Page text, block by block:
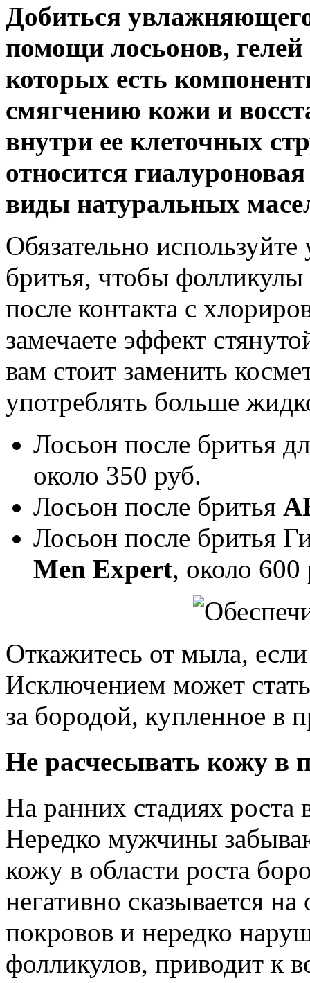
Добиться
помощи лосьонов,
которых есть
смягчению кожи и
внутри ее клеточных
относится
виды натуральных
Обязательно
бритья, чтобы
после контакта с
замечаете эффект
вам стоит заменить
употреблять больше
Лосьон после бритья
около 350 руб.
Лосьон после бритья
Лосьон после бритья
Men Expert, около 600
Откажитесь от мыла,
Исключением может
за бородой, купленное в
Не расчесывать кожу в
На ранних стадиях
Нередко мужчины
кожу в области роста
негативно сказывается
покровов и нередко
фолликулов, приводит к